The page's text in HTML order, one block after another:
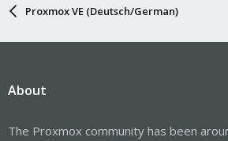
Proxmox VE (Deutsch/German)
About
The Proxmox community has been